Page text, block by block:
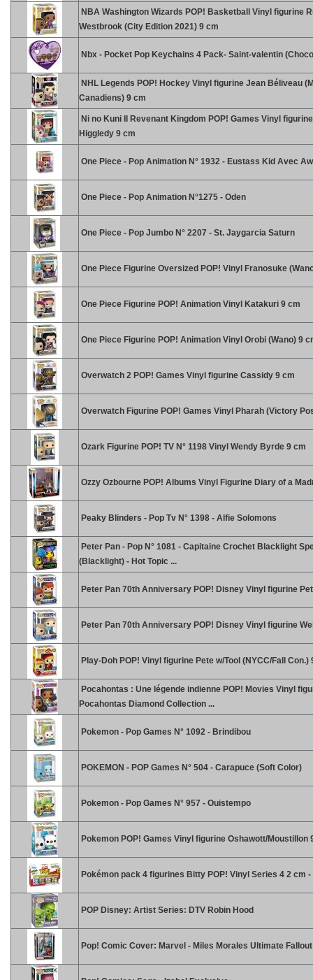
NBA Washington Wizards POP! Basketball Vinyl figurine
Westbrook (City Edition 2021) 9 cm
Nbx - Pocket Pop Keychains 4 Pack- Saint-valentin
NHL Legends POP! Hockey Vinyl figurine Jean Béliveau
Canadiens) 9 cm
Ni no Kuni II Revenant Kingdom POP! Games Vinyl
Higgledy 9 cm
One Piece - Pop Animation N° 1932 - Eustass Kid Avec
One Piece - Pop Animation N°1275 - Oden
One Piece - Pop Jumbo N° 2207 - St. Jaygarcia Saturn
One Piece Figurine Oversized POP! Vinyl Franosuke
One Piece Figurine POP! Animation Vinyl Katakuri 9 cm
One Piece Figurine POP! Animation Vinyl Orobi (Wano) 9
Overwatch 2 POP! Games Vinyl figurine Cassidy 9 cm
Overwatch Figurine POP! Games Vinyl Pharah (Victory
Ozark Figurine POP! TV N° 1198 Vinyl Wendy Byrde 9 cm
Ozzy Ozbourne POP! Albums Vinyl Figurine Diary of a
Peaky Blinders - Pop Tv N° 1398 - Alfie Solomons
Peter Pan - Pop N° 1081 - Capitaine Crochet Blacklight
(Blacklight) - Hot Topic ...
Peter Pan 70th Anniversary POP! Disney Vinyl figurine
Peter Pan 70th Anniversary POP! Disney Vinyl figurine
Play-Doh POP! Vinyl figurine Pete w/Tool (NYCC/Fall Con.)
Pocahontas : Une légende indienne POP! Movies Vinyl
Pocahontas Diamond Collection ...
Pokemon - Pop Games N° 1092 - Brindibou
POKEMON - POP Games N° 504 - Carapuce (Soft Color)
Pokemon - Pop Games N° 957 - Ouistempo
Pokemon POP! Games Vinyl figurine Oshawott/Moustillon
Pokémon pack 4 figurines Bitty POP! Vinyl Series 4 2 cm
POP Disney: Artist Series: DTV Robin Hood
Pop! Comic Cover: Marvel - Miles Morales Ultimate Fallout